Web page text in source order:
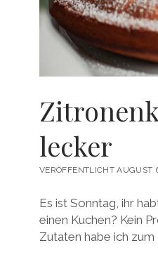
lecker
VERÖFFENTLICHT AUGUST
Es ist Sonntag, ihr
einen Kuchen? Kein
Zutaten habe ich zum